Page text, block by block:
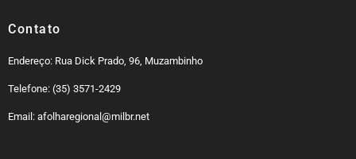
Contato
Endereço: Rua Dick Prado, 96, Muzambinho
Telefone: (35) 3571-2429
Email: afolharegional@milbr.net